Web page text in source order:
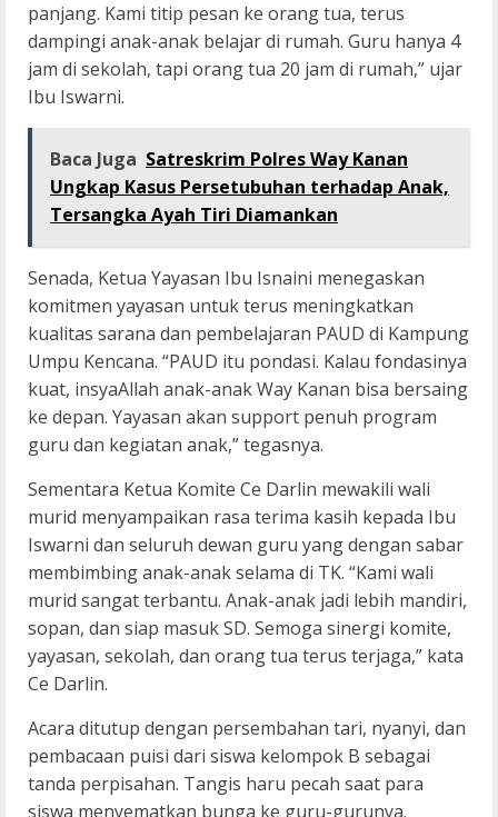
panjang. Kami titip pesan ke orang tua, terus
dampingi anak-anak belajar di rumah. Guru hanya 4
jam di sekolah, tapi orang tua 20 jam di rumah,” ujar
Ibu Iswarni.
Baca Juga Satreskrim Polres Way Kanan
Ungkap Kasus Persetubuhan terhadap Anak,
Tersangka Ayah Tiri Diamankan
Senada, Ketua Yayasan Ibu Isnaini menegaskan
komitmen yayasan untuk terus meningkatkan
kualitas sarana dan pembelajaran PAUD di Kampung
Umpu Kencana. “PAUD itu pondasi. Kalau fondasinya
kuat, insyaAllah anak-anak Way Kanan bisa bersaing
ke depan. Yayasan akan support penuh program
guru dan kegiatan anak,” tegasnya.
Sementara Ketua Komite Ce Darlin mewakili wali
murid menyampaikan rasa terima kasih kepada Ibu
Iswarni dan seluruh dewan guru yang dengan sabar
membimbing anak-anak selama di TK. “Kami wali
murid sangat terbantu. Anak-anak jadi lebih mandiri,
sopan, dan siap masuk SD. Semoga sinergi komite,
yayasan, sekolah, dan orang tua terus terjaga,” kata
Ce Darlin.
Acara ditutup dengan persembahan tari, nyanyi, dan
pembacaan puisi dari siswa kelompok B sebagai
tanda perpisahan. Tangis haru pecah saat para
siswa menyematkan bunga ke guru-gurunya.